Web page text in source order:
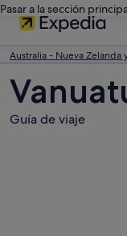
Pasar a la sección
Australia - Nueva Zelanda
Guía de viaje